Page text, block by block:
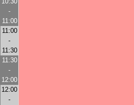
-
11:00
11:00
-
11:30
11:30
-
12:00
12:00
-